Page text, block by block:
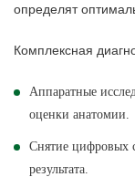
определят
Комплексная
Аппаратные
оценки анатомии.
Снятие цифровых
результата.